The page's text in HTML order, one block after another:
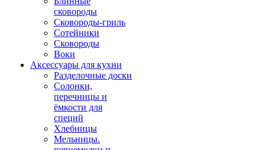
сковороды
Сковороды-гриль
Сотейники
Сковороды
Воки
Аксессуары для кухни
Разделочные доски
Солонки,
перечницы и
ёмкости для
специй
Хлебницы
Мельницы.